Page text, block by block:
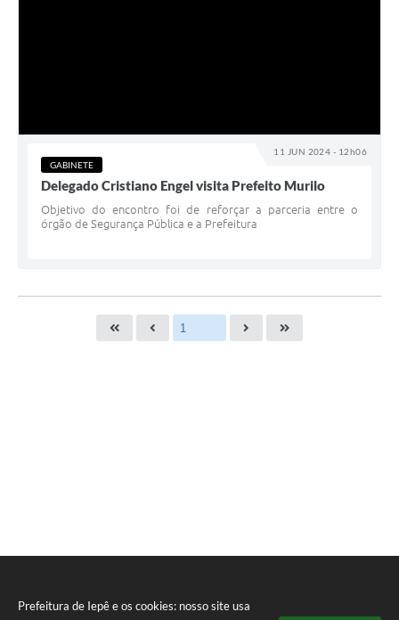
Prefeitura de Iepê e os cookies: nosso site usa
11 JUN 2024 - 12h06
GABINETE
Delegado Cristiano Engel visita Prefeito Murilo
Objetivo do encontro foi de reforçar a parceria entre o
órgão de Segurança Pública e a Prefeitura